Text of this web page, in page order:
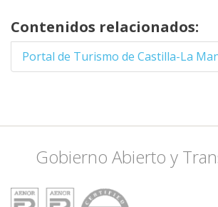
-
-
-
Contenidos relacionados:
Portal de Turismo de Castilla-La
Gobierno Abierto y